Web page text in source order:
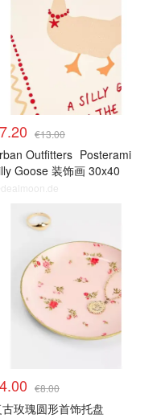
€13.00
Outfitters Posterami
Goose 装饰画 30x40
€8.00
玫瑰圆形首饰托盘